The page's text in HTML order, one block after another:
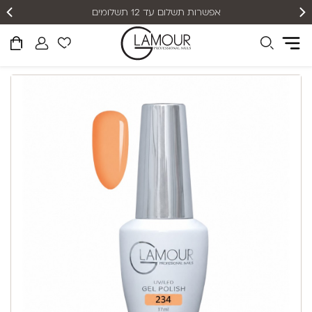
אפשרות תשלום עד 12 תשלומים